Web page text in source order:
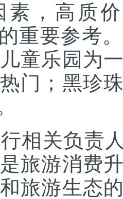
素，高质
重要参考
童乐园为
门；黑珍
关负责人
旅游消费
旅游生态